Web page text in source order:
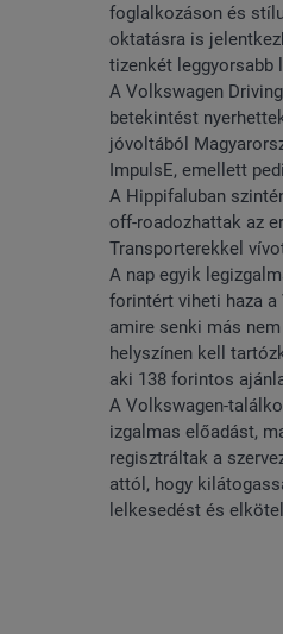
foglalkozáson és
oktatásra is
tizenkét leggyorsabb
A Volkswagen
betekintést
jóvoltából
ImpulsE, emellett
A Hippifaluban
off-roadozhattak az
Transporterekkel
A nap egyik
forintért viheti haza
amire senki más
helyszínen kell
aki 138 forintos
A Volkswagen-
izgalmas előadást,
regisztráltak a
attól, hogy
lelkesedést és